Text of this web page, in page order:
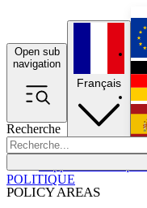
Open sub
navigation
Recherche
POLICY AREAS
Français
POLITIQUE